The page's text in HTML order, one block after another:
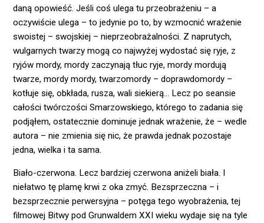
daną opowieść. Jeśli coś ulega tu przeobrażeniu – a
oczywiście ulega – to jedynie po to, by wzmocnić wrażenie
swoistej – swojskiej – nieprzeobrażalności. Z naprutych,
wulgarnych twarzy mogą co najwyżej wydostać się ryje, z
ryjów mordy, mordy zaczynają tłuc ryje, mordy mordują
twarze, mordy mordy, twarzomordy – doprawdomordy –
kotłuje się, obkłada, rusza, wali siekierą… Lecz po seansie
całości twórczości Smarzowskiego, którego to zadania się
podjąłem, ostatecznie dominuje jednak wrażenie, że – wedle
autora – nie zmienia się nic, że prawda jednak pozostaje
jedna, wielka i ta sama.
Biało-czerwona. Lecz bardziej czerwona aniżeli biała. I
niełatwo tę plamę krwi z oka zmyć. Bezsprzeczna – i
bezsprzecznie perwersyjna – potęga tego wyobrażenia, tej
filmowej Bitwy pod Grunwaldem XXI wieku wydaje się na tyle